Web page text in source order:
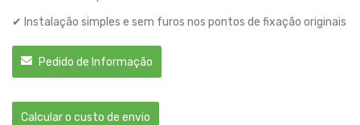
✔ Instalação simples e sem furos nos pontos de fixação originais
Pedido de Informação
Calcular o custo de envio